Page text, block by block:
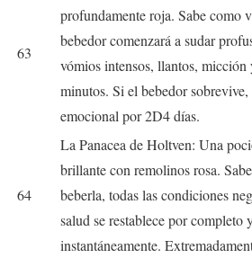
63
profundamente roja. Sabe como
bebedor comenzará a sudar
vómios intensos, llantos,
minutos. Si el bebedor
emocional por 2D4 días.
64
La Panacea de Holtven: Una
brillante con remolinos rosa.
beberla, todas las condiciones
salud se restablece por completo
instantáneamente.